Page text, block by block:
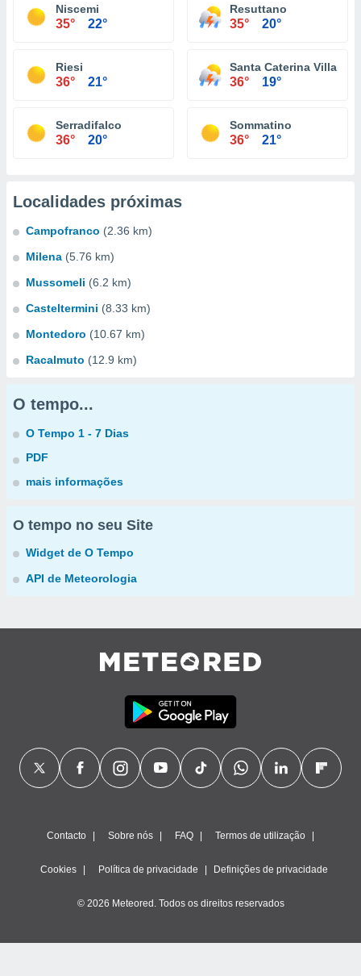
Niscemi
35° 22°
Resuttano
35° 20°
Riesi
36° 21°
Santa Caterina
36° 19°
Serradifalco
36° 20°
Sommatino
36° 21°
Localidades próximas
Campofranco (2.36 km)
Milena (5.76 km)
Mussomeli (6.2 km)
Casteltermini (8.33 km)
Montedoro (10.67 km)
Racalmuto (12.9 km)
O tempo...
O Tempo 1 - 7 Dias
PDF
mais informações
O tempo no seu Site
Widget de O Tempo
API de Meteorologia
Contacto Sobre nós FAQ Termos de utilização
Cookies Política de privacidade Definições de privacidade
© 2026 Meteored. Todos os direitos reservados